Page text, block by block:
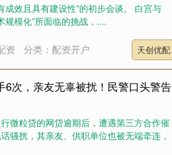
成效且具有建设性”的初步会谈。 白宫与
规模化”所面临的挑战，....
资 分类：配资开户 天创优配
次，亲友无辜被扰！民警口头警告
微粒贷的网贷逾期后，遭遇第三方合作催
骚扰，其亲友、供职单位也被无端牵连，